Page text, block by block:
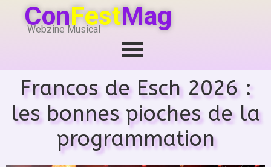
ConFestMag
Webzine Musical
Francos de Esch 2026 :
les bonnes pioches de la
programmation